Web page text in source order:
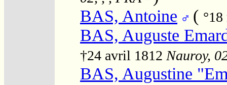
BAS, Antoine
(
BAS, Auguste
†24 avril 1812 Nauroy,
BAS, Augustine